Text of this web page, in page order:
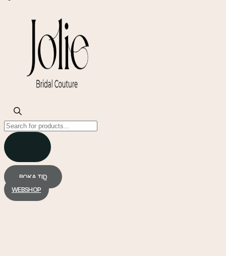
Products
search
BOKA TID
WEBSHOP